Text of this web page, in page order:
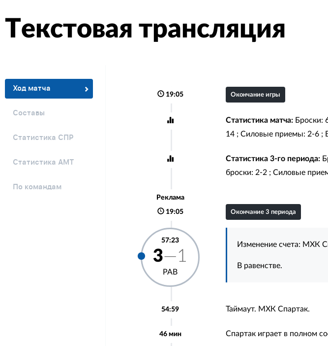
Текстовая трансляция
Ход матча
Составы
Статистика СПР
Статистика АМТ
По командам
19:05 Окончание игры
Статистика матча:Броски:
14 ; Силовые приемы: 2-6 ;
Статистика 3-го периода:
броски: 2-2 ; Силовые
Реклама
19:05 Окончание 3 периода
57:23
3—1
РАВ
Изменение счета: МХК
В равенстве.
54:59 Таймаут. МХК Спартак.
46 мин Спартак играет в полном